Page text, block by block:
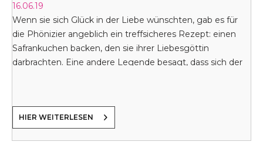
16.06.19
Wenn sie sich Glück in der Liebe wünschten, gab es für
die Phönizier angeblich ein treffsicheres Rezept: einen
Safrankuchen backen, den sie ihrer Liebesgöttin
darbrachten. Eine andere Legende besagt, dass sich der
Was hat es mit diesem königlichen Gewürz auf sich?
HIER WEITERLESEN